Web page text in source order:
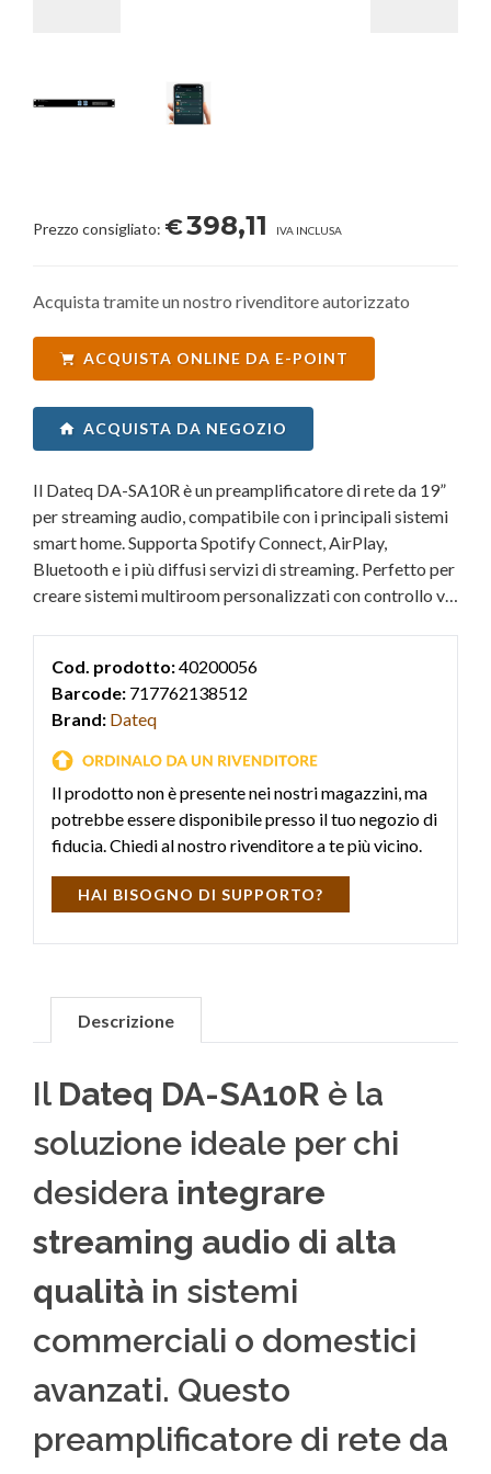
Prezzo consigliato: €398,11 IVA INCLUSA
Acquista tramite un nostro rivenditore autorizzato
ACQUISTA ONLINE DA E-POINT
ACQUISTA DA NEGOZIO
Il Dateq DA-SA10R è un preamplificatore di rete da 19”
per streaming audio, compatibile con i principali sistemi
smart home. Supporta Spotify Connect, AirPlay,
Bluetooth e i più diffusi servizi di streaming. Perfetto per
creare sistemi multiroom personalizzati con controllo via
Cod. prodotto:40200056
Barcode: 717762138512
Brand: Dateq
Il prodotto non è presente nei nostri magazzini, ma
potrebbe essere disponibile presso il tuo negozio di
fiducia. Chiedi al nostro rivenditore a te più vicino.
HAI BISOGNO DI SUPPORTO?
Descrizione
Il Dateq DA-SA10R è la
soluzione ideale per chi
desidera integrare
streaming audio di alta
qualità in sistemi
commerciali o domestici
avanzati. Questo
preamplificatore di rete da